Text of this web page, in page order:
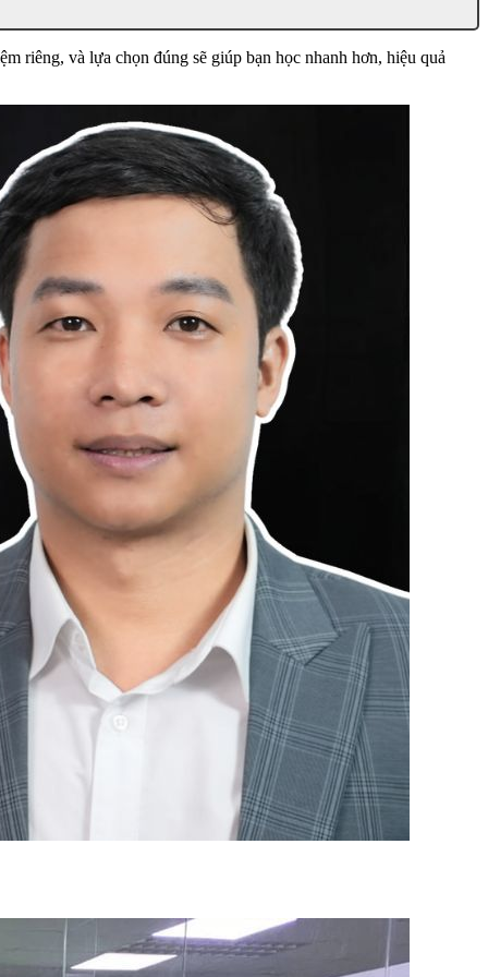
riêng, và lựa chọn đúng sẽ giúp bạn học nhanh hơn, hiệu quả